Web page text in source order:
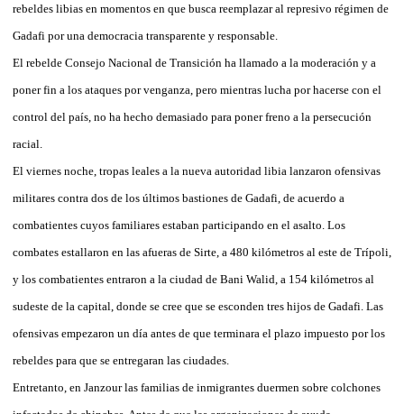
rebeldes libias en momentos en que busca reemplazar al represivo régimen de
Gadafi por una democracia transparente y responsable.
El rebelde Consejo Nacional de Transición ha llamado a la moderación y a
poner fin a los ataques por venganza, pero mientras lucha por hacerse con el
control del país, no ha hecho demasiado para poner freno a la persecución
racial.
El viernes noche, tropas leales a la nueva autoridad libia lanzaron ofensivas
militares contra dos de los últimos bastiones de Gadafi, de acuerdo a
combatientes cuyos familiares estaban participando en el asalto. Los
combates estallaron en las afueras de Sirte, a 480 kilómetros al este de Trípoli,
y los combatientes entraron a la ciudad de Bani Walid, a 154 kilómetros al
sudeste de la capital, donde se cree que se esconden tres hijos de Gadafi. Las
ofensivas empezaron un día antes de que terminara el plazo impuesto por los
rebeldes para que se entregaran las ciudades.
Entretanto, en Janzour las familias de inmigrantes duermen sobre colchones